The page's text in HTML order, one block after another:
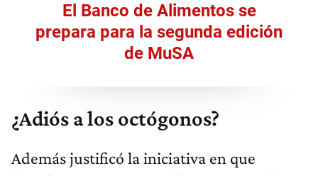
El Banco de Alimentos se
prepara para la segunda edición
de MuSA
¿Adiós a los octógonos?
Además justificó la iniciativa en que